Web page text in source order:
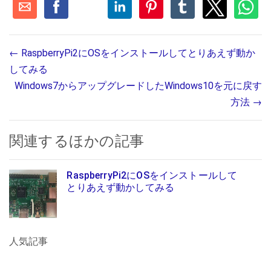
← RaspberryPi2にOSをインストールしてとりあえず動か
してみる
Windows7からアップグレードしたWindows10を元に戻す
方法 →
関連するほかの記事
RaspberryPi2にOSをインストールして
とりあえず動かしてみる
人気記事